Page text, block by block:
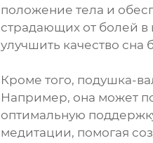
положение тела и
страдающих от болей
улучшить качество
Кроме того, подушка-
Например, она может
оптимальную
медитации, помогая